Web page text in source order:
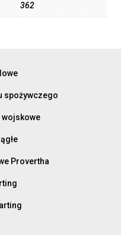
362
spożywczego
wojskowe
Provertha